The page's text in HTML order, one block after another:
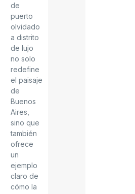
de
puerto
olvidado
a distrito
de lujo
no solo
redefine
el paisaje
de
Buenos
Aires,
sino que
también
ofrece
un
ejemplo
claro de
cómo la